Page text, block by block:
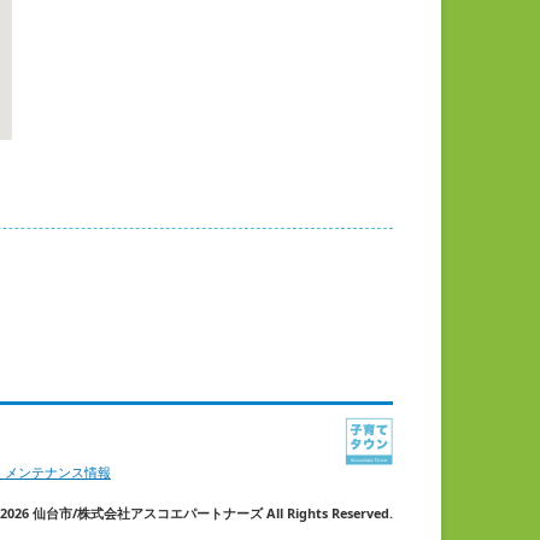
メンテナンス情報
仙台市/株式会社アスコエパートナーズ All Rights Reserved.